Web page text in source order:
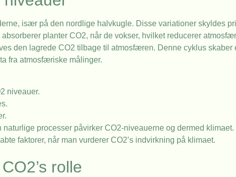
især på den nordlige halvkugle. Disse variationer skyldes
planter CO2, når de vokser, hvilket reducerer
den lagrede CO2 tilbage til atmosfæren. Denne cyklus skaber
fra atmosfæriske målinger.
niveauer.
processer påvirker CO2-niveauerne og dermed
faktorer, når man vurderer CO2’s indvirkning på klimaet.
rolle